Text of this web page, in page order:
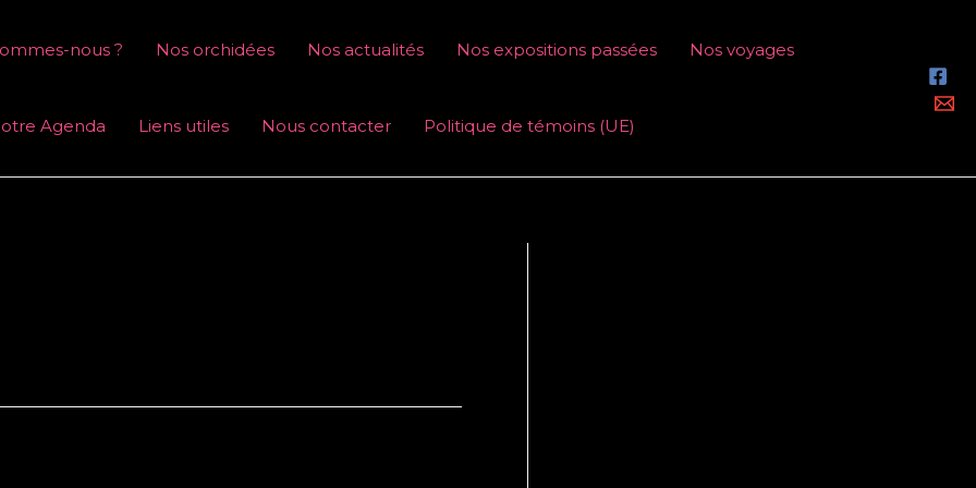
nous ? Nos orchidées Nos actualités Nos expositions passées Nos voyages
Agenda Liens utiles Nous contacter Politique de témoins (UE)